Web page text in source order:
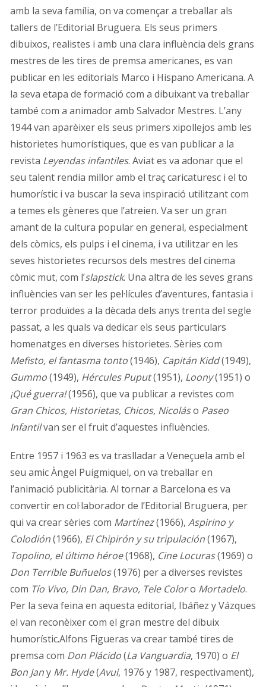
amb la seva família, on va començar a treballar als
tallers de l’Editorial Bruguera. Els seus primers
dibuixos, realistes i amb una clara influència dels grans
mestres de les tires de premsa americanes, es van
publicar en les editorials Marco i Hispano Americana. A
la seva etapa de formació com a dibuixant va treballar
també com a animador amb Salvador Mestres. L’any
1944 van aparèixer els seus primers xipollejos amb les
historietes humorístiques, que es van publicar a la
revista Leyendas infantiles. Aviat es va adonar que el
seu talent rendia millor amb el traç caricaturesc i el to
humorístic i va buscar la seva inspiració utilitzant com
a temes els gèneres que l’atreien. Va ser un gran
amant de la cultura popular en general, especialment
dels còmics, els pulps i el cinema, i va utilitzar en les
seves historietes recursos dels mestres del cinema
còmic mut, com l’slapstick. Una altra de les seves grans
influències van ser les pel·lícules d’aventures, fantasia i
terror produïdes a la dècada dels anys trenta del segle
passat, a les quals va dedicar els seus particulars
homenatges en diverses historietes. Sèries com
Mefisto, el fantasma tonto(1946), Capitán Kidd(1949),
Gummo(1949), Hércules Puput(1951), Loony(1951) o
¡Qué guerra!(1956), que va publicar a revistes com
Gran Chicos, Historietas, Chicos, Nicoláso Paseo
Infantilvan ser el fruit d’aquestes influències.
Entre 1957 i 1963 es va traslladar a Veneçuela amb el
seu amic Àngel Puigmiquel, on va treballar en
l’animació publicitària. Al tornar a Barcelona es va
convertir en col·laborador de l’Editorial Bruguera, per
qui va crear sèries com Martínez(1966), Aspirino y
Colodión(1966), El Chipirón y su tripulación(1967),
Topolino, el último héroe(1968), Cine Locuras(1969) o
Don Terrible Buñuelos(1976) per a diverses revistes
com Tío Vivo, Din Dan, Bravo, Tele Coloro Mortadelo.
Per la seva feina en aquesta editorial, Ibáñez y Vázques
el van reconèixer com el gran mestre del dibuix
humorístic.Alfons Figueras va crear també tires de
premsa com Don Plácido(La Vanguardia, 1970) o El
Bon Jany Mr. Hyde(Avui, 1976 y 1987, respectivament),